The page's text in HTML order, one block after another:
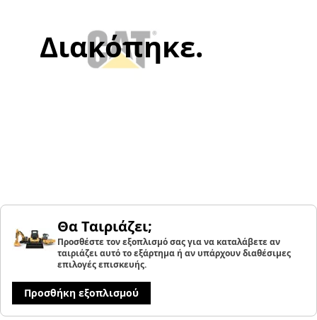
Διακόπηκε.
Θα Ταιριάζει;
Προσθέστε τον εξοπλισμό σας για να καταλάβετε αν
ταιριάζει αυτό το εξάρτημα ή αν υπάρχουν διαθέσιμες
επιλογές επισκευής.
Προσθήκη εξοπλισμού